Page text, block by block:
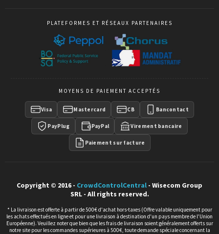
PLATEFORMES ET RÉSEAUX PARTENAIRES
MOYENS DE PAIEMENT ACCEPTÉS
Visa Mastercard CB Bancontact
PayPlug PayPal Virement bancaire
Paiement sur facture
Copyright © 2016 - CrowdControlCentral - Wisecom Group
SRL - All rights reserved.
* La livraison est offerte à partir de 500€ d'achat hors-taxes (Offre valable uniquement pour
les achats effectués en ligne et pour une livraison à destination d'un pays membre de l'Union
Européenne). Veuillez noter que bien que les frais de livraison soient généralement offerts sur
notre site pour les commandes supérieures à 500€, toute demande spéciale concernant la